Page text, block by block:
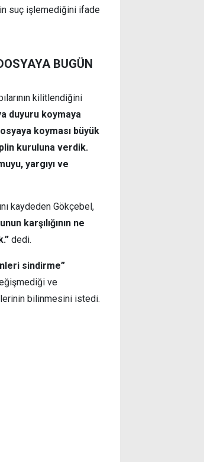
suç işlemediğini ifade
BUGÜN
kilitlendiğini
duyuru koymaya
koyması büyük
kuruluna verdik.
yargıyı ve
kaydeden Gökçebel,
karşılığının ne
dedi.
sindirme”
ve
bilinmesini istedi.